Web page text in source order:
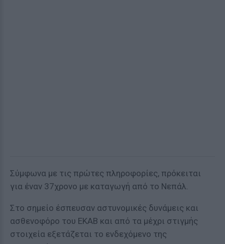
Σύμφωνα με τις πρώτες πληροφορίες, πρόκειται
για έναν 37χρονο με καταγωγή από το Νεπάλ.
Στο σημείο έσπευσαν αστυνομικές δυνάμεις και
ασθενοφόρο του ΕΚΑΒ και από τα μέχρι στιγμής
στοιχεία εξετάζεται το ενδεχόμενο της